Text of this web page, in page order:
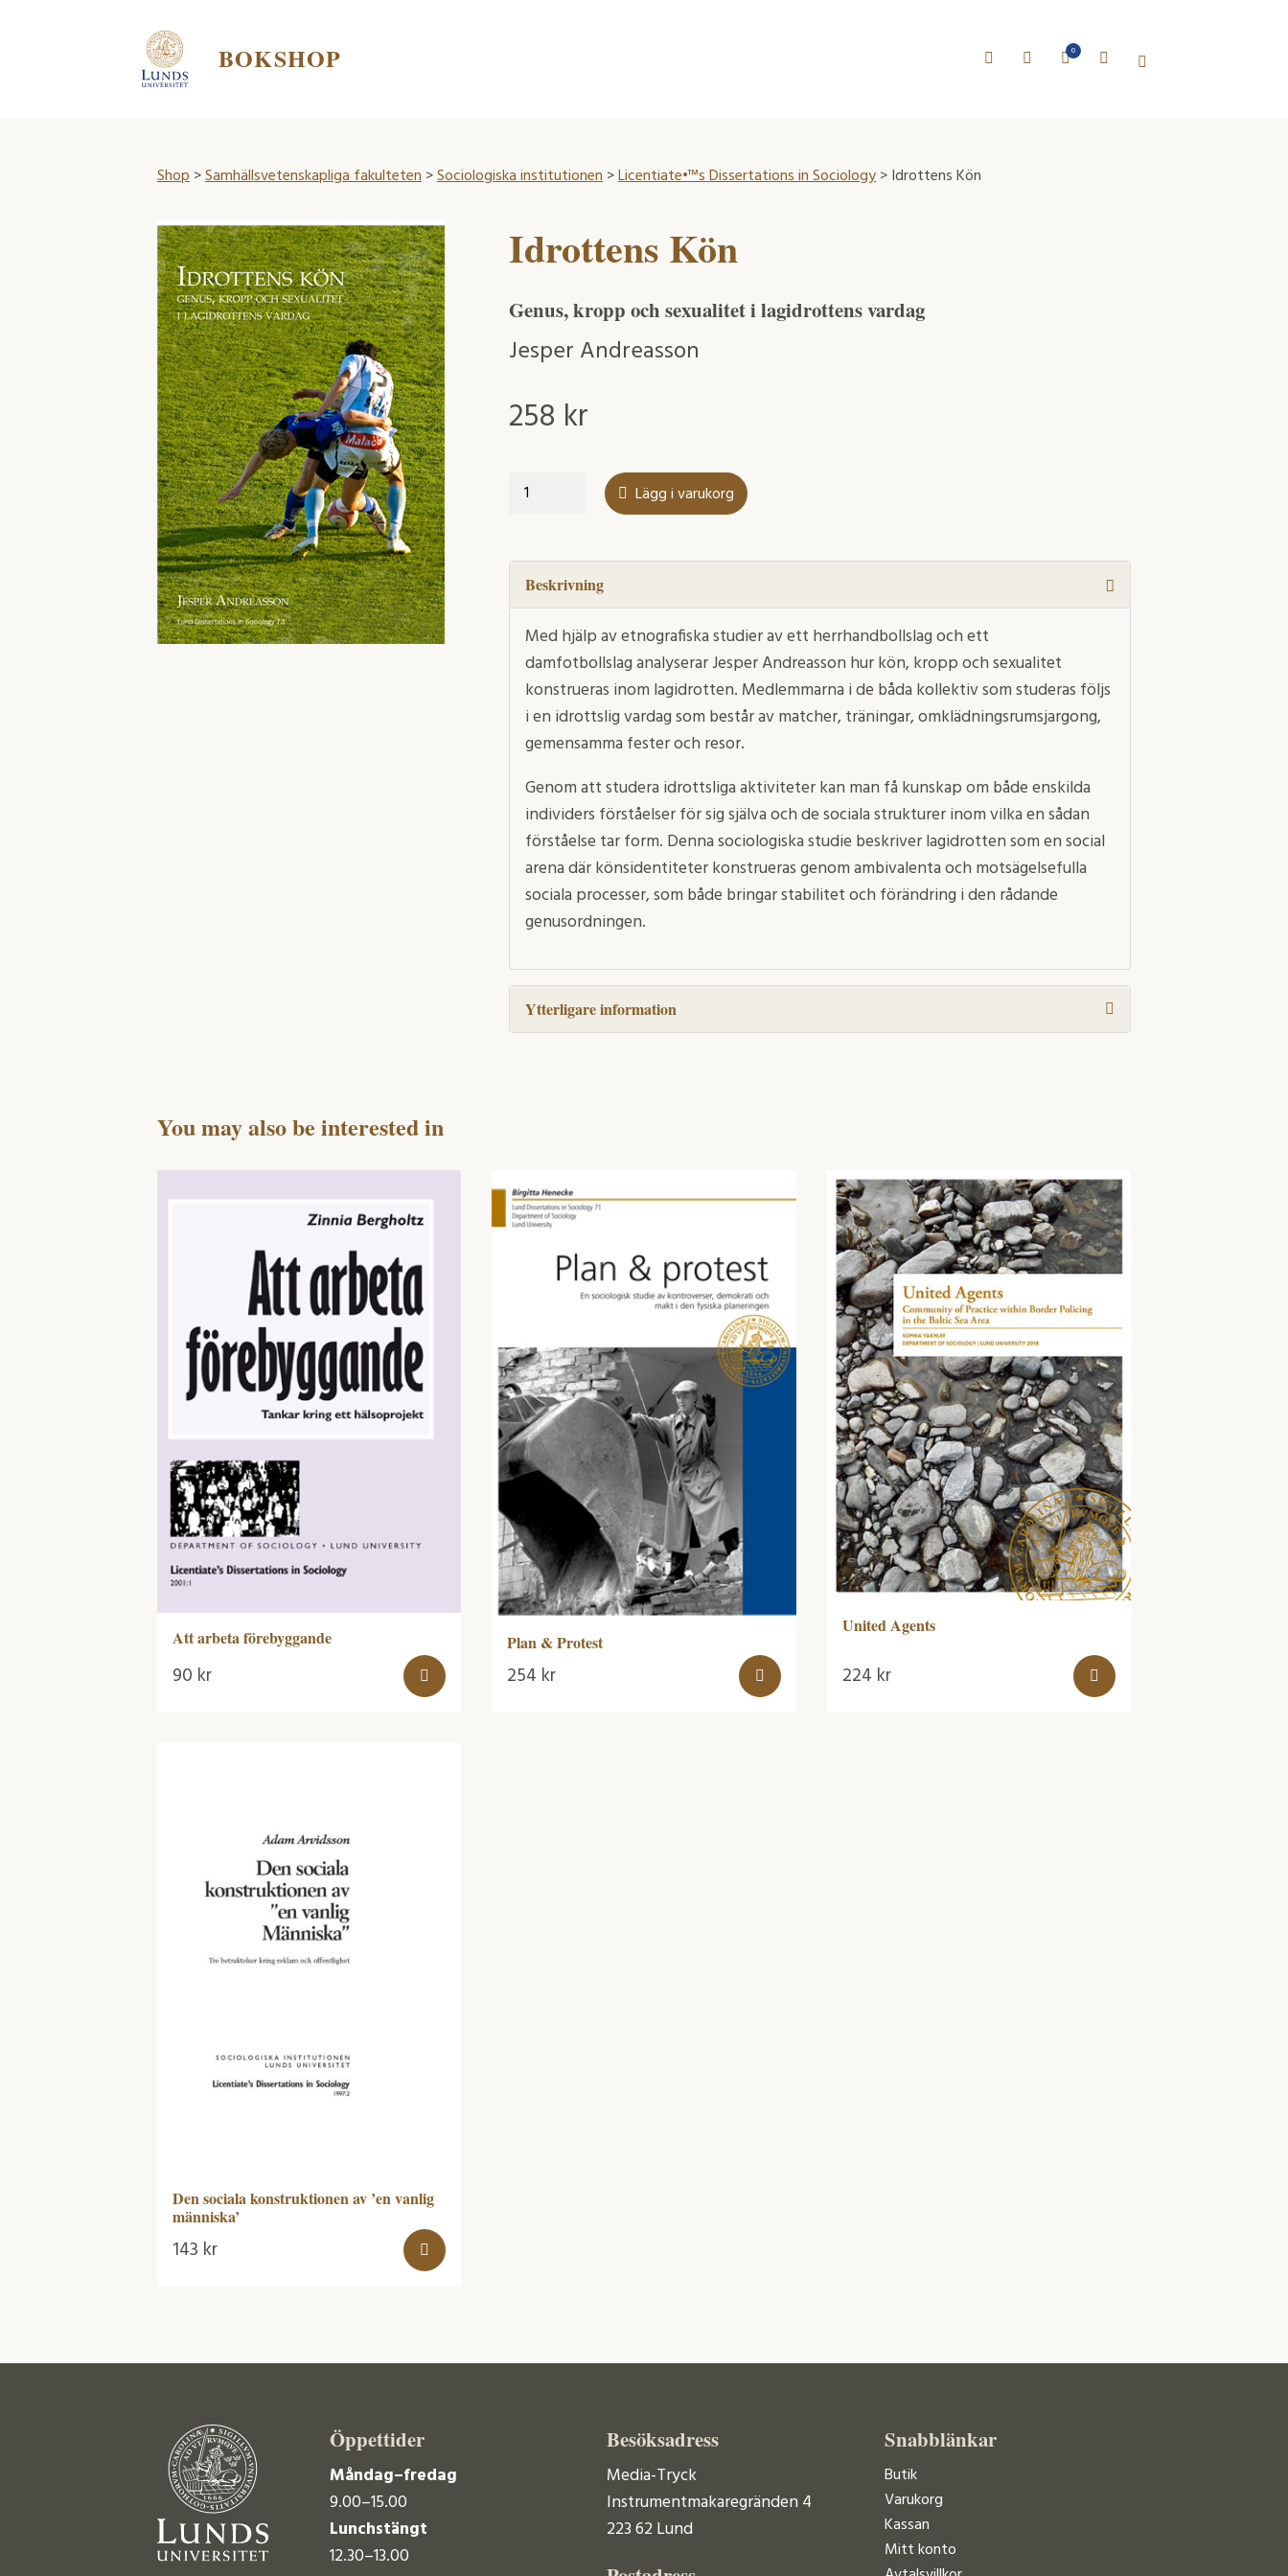
BOKSHOP 0
Shop>Samhällsvetenskapliga fakulteten>Sociologiska institutionen>Licentiate•™s Dissertations in Sociology> Idrottens Kön
Idrottens Kön
Genus, kropp och sexualitet i lagidrottens vardag
Jesper Andreasson
258 kr
Idrottens
Lägg i varukorg
Beskrivning
Med hjälp av etnografiska studier av ett herrhandbollslag och ett
damfotbollslag analyserar Jesper Andreasson hur kön, kropp och sexualitet
konstrueras inom lagidrotten. Medlemmarna i de båda kollektiv som studeras följs
i en idrottslig vardag som består av matcher, träningar, omklädningsrumsjargong,
gemensamma fester och resor.
Genom att studera idrottsliga aktiviteter kan man få kunskap om både enskilda
individers förståelser för sig själva och de sociala strukturer inom vilka en sådan
förståelse tar form. Denna sociologiska studie beskriver lagidrotten som en social
arena där könsidentiteter konstrueras genom ambivalenta och motsägelsefulla
sociala processer, som både bringar stabilitet och förändring i den rådande
genusordningen.
Ytterligare information
You may also be interested in
Att arbeta förebyggande
90 kr
Plan & Protest
254 kr
United Agents
224 kr
Den sociala konstruktionen av ’en vanlig
människa’
143 kr
Öppettider
Måndag–fredag
9.00–15.00
Lunchstängt
12.30–13.00
Besöksadress
Media-Tryck
Instrumentmakaregränden 4
223 62 Lund
Snabblänkar
Butik
Varukorg
Kassan
Mitt konto